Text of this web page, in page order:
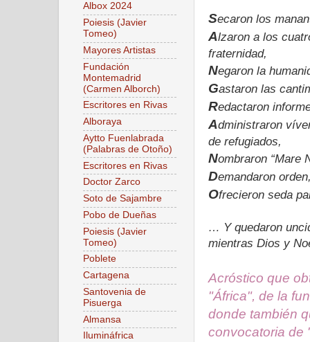
Secaron los
Alzaron a los
fraternidad,
Negaron la
Gastaron las
Redactaron
Administraron
de refugiados,
Nombraron “Mare
Demandaron
Ofrecieron seda
… Y quedaron
mientras Dios y
Acróstico que
"África", de la
donde también
convocatoria de
Albox 2024
Poiesis (Javier
Tomeo)
Mayores Artistas
Fundación
Montemadrid
(Carmen Alborch)
Escritores en Rivas
Alboraya
Aytto Fuenlabrada
(Palabras de Otoño)
Escritores en Rivas
Doctor Zarco
Soto de Sajambre
Pobo de Dueñas
Poiesis (Javier
Tomeo)
Poblete
Cartagena
Santovenia de
Pisuerga
Almansa
Ilumináfrica